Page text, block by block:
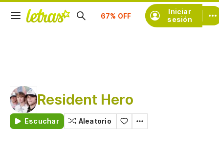
Iniciar
sesión
Suscríbete
Resident Hero
Escuchar Aleatorio